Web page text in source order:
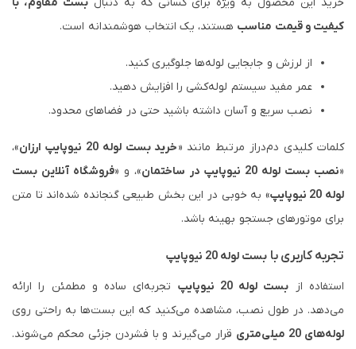
کیفیت و قیمت مناسب هستند، یک انتخاب هوشمندانه است.
از لرزش و جابجایی لوله‌ها جلوگیری کنید.
عمر مفید سیستم لوله‌کشی را افزایش دهید.
نصب سریع و آسان داشته باشید حتی در فضاهای محدود.
کلمات کلیدی دم‌دراز مرتبط مانند «خرید بست لوله 20 نیوپایپ ارزان
»،
«نصب بست لوله 20 نیوپایپ در ساختمان »، و «فروشگاه آنلاین بست
لوله 20 نیوپایپ
» به خوبی در این بخش طبیعی گنجانده شده‌اند تا متن
برای موتورهای جستجو بهینه باشد.
تجربه کاربری با بست لوله 20 نیوپایپ
استفاده از بست لوله 20 نیوپایپ
تجربه‌ای ساده و مطمئن را ارائه
می‌دهد. در طول نصب، مشاهده می‌کنید که این بست‌ها به راحتی روی
لوله‌های 20 میلی‌متری
قرار می‌گیرند و با فشردن جزئی محکم می‌شوند.